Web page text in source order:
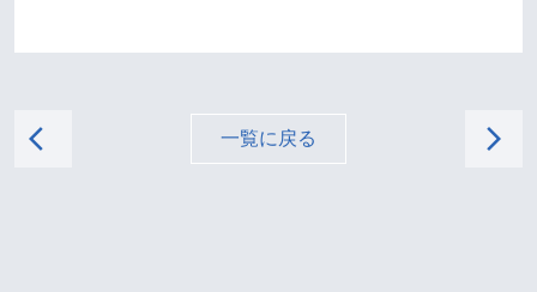
arrow_back_ios 一覧に戻る arrow_forward_ios